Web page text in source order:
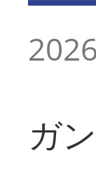
ガ